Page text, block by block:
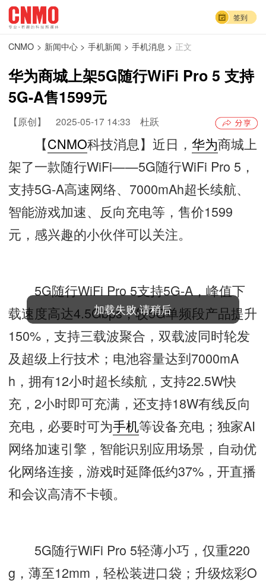
加载失败,请稍后
签到
CNMO > 新闻中心 > 手机新闻 > 手机消息 > 正文
华为商城上架5G随行WiFi Pro 5 支持
5G-A售1599元
【原创】 2025-05-17 14:33 杜跃
【CNMO科技消息】近日，华为商城上
架了一款随行WiFi——5G随行WiFi Pro 5，
支持5G-A高速网络、7000mAh超长续航、
智能游戏加速、反向充电等，售价1599
元，感兴趣的小伙伴可以关注。
5G随行WiFi Pro 5支持5G-A，峰值下
载速度高达4.5Gbps，较5G单频段产品提升
150%，支持三载波聚合，双载波同时轮发
及超级上行技术；电池容量达到7000mA
h，拥有12小时超长续航，支持22.5W快
充，2小时即可充满，还支持18W有线反向
充电，必要时可为手机等设备充电；独家AI
网络加速引擎，智能识别应用场景，自动优
化网络连接，游戏时延降低约37%，开直播
和会议高清不卡顿。
5G随行WiFi Pro 5轻薄小巧，仅重220
g，薄至12mm，轻松装进口袋；升级炫彩O